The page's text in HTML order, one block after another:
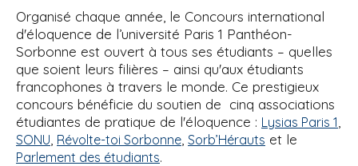
Organisé chaque année, le Concours international
d'éloquence de l’université Paris 1 Panthéon-
Sorbonne est ouvert à tous ses étudiants – quelles
que soient leurs filières – ainsi qu'aux étudiants
francophones à travers le monde. Ce prestigieux
concours bénéficie du soutien de cinq associations
étudiantes de pratique de l'éloquence : Lysias Paris 1
SONU Révolte-toi Sorbonne Sorb’Hérauts et le
Parlement des étudiants.